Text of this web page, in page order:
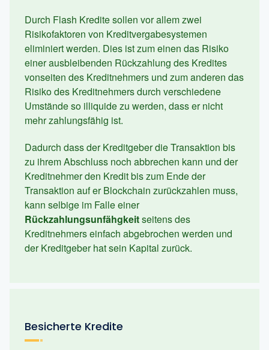
Durch Flash Kredite sollen vor allem zwei
Risikofaktoren von Kreditvergabesystemen
eliminiert werden. Dies ist zum einen das Risiko
einer ausbleibenden Rückzahlung des Kredites
vonseiten des Kreditnehmers und zum anderen das
Risiko des Kreditnehmers durch verschiedene
Umstände so illiquide zu werden, dass er nicht
mehr zahlungsfähig ist.
Dadurch dass der Kreditgeber die Transaktion bis
zu ihrem Abschluss noch abbrechen kann und der
Kreditnehmer den Kredit bis zum Ende der
Transaktion auf er Blockchain zurückzahlen muss,
kann selbige im Falle einer
Rückzahlungsunfähgkeitseitens des
Kreditnehmers einfach abgebrochen werden und
der Kreditgeber hat sein Kapital zurück.
Besicherte Kredite